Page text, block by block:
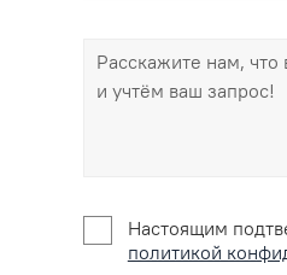
Настоящим
политикой